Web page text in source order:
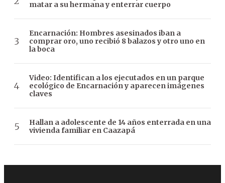
matar a su hermana y enterrar cuerpo
Encarnación: Hombres asesinados iban a
comprar oro, uno recibió 8 balazos y otro uno en
la boca
Video: Identifican a los ejecutados en un parque
ecológico de Encarnación y aparecen imágenes
claves
Hallan a adolescente de 14 años enterrada en una
vivienda familiar en Caazapá